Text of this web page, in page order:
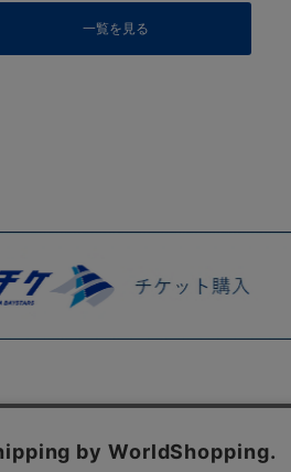
一覧を見る